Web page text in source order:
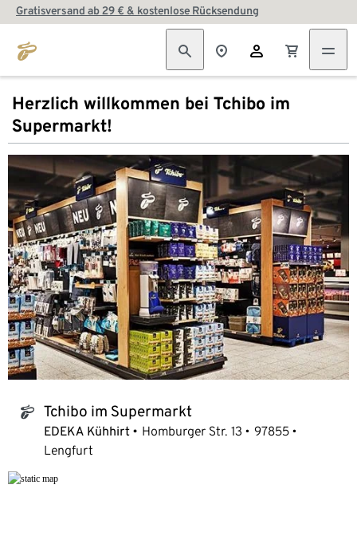
Gratisversand ab 29 € & kostenlose Rücksendung
Herzlich willkommen bei Tchibo im
Supermarkt!
tchibo_logo Tchibo im Supermarkt
EDEKA Kühhirt Homburger Str. 13
97855
Lengfurt